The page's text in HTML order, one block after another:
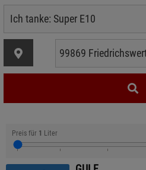
Preis für 1 Liter